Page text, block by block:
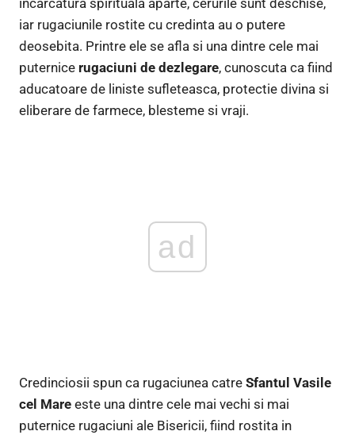
iar rugaciunile rostite cu credinta au o putere
deosebita. Printre ele se afla si una dintre cele mai
puternice rugaciuni de dezlegare, cunoscuta ca fiind
aducatoare de liniste sufleteasca, protectie divina si
eliberare de farmece, blesteme si vraji.
ad
Credinciosii spun ca rugaciunea catre Sfantul Vasile
cel Mare este una dintre cele mai vechi si mai
puternice rugaciuni ale Bisericii, fiind rostita in